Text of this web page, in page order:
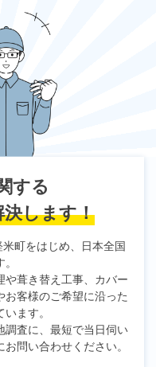
する
します！
町をはじめ、日本全国
葺き替え工事、カバー
客様のご希望に沿った
ます。
調査に、最短で当日伺い
問い合わせください。